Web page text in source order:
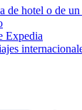
de hotel o de
Expedia